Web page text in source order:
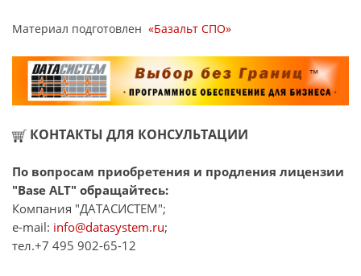
Материал подготовлен «Базальт СПО»
КОНТАКТЫ ДЛЯ КОНСУЛЬТАЦИИ
По вопросам приобретения и продления лицензии
"Base ALT" обращайтесь:
Компания "ДАТАСИСТЕМ";
e-mail: info@datasystem.ru;
тел.+7 495 902-65-12